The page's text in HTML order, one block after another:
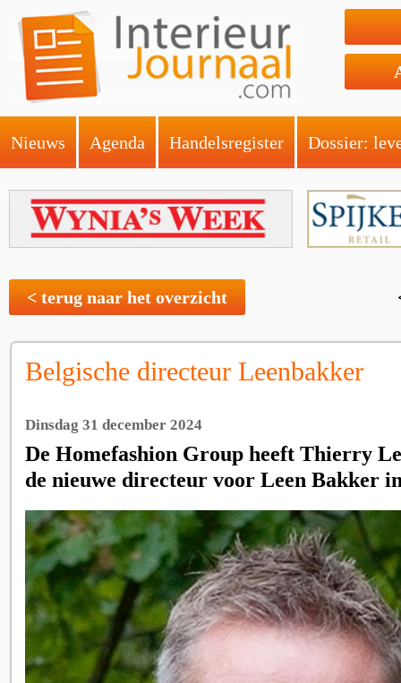
Nieuws Agenda Handelsregister Dossier:
< terug naar het overzicht
Belgische directeur Leenbakker
Dinsdag 31 december 2024
De Homefashion Group heeft Thierry
de nieuwe directeur voor Leen Bakker